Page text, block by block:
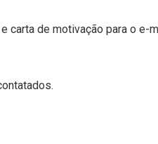
carta de motivação para o e-